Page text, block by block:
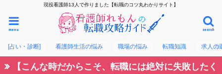
現役看護師13人で作りました【転職のコツ丸わかりサイト】
search
menu
[占い・診断] 看護師生活の悩み 職場の悩み 転職知識 求人の
【こんな時だからこそ、転職には絶対に失敗したく